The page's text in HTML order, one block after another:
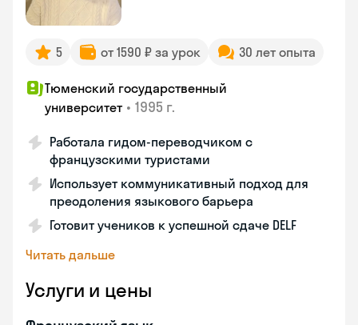
5 от 1590 ₽ за урок 30 лет опыта
Тюменский государственный
университет • 1995 г.
Работала гидом-переводчиком с
французскими туристами
Использует коммуникативный подход для
преодоления языкового барьера
Готовит учеников к успешной сдаче DELF
Читать дальше
Услуги и цены